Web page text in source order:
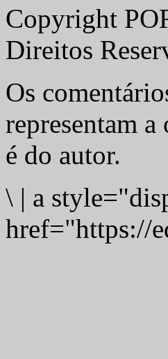
Copyright
Direitos
Os
representam
é do autor.
\ | a
href="https://